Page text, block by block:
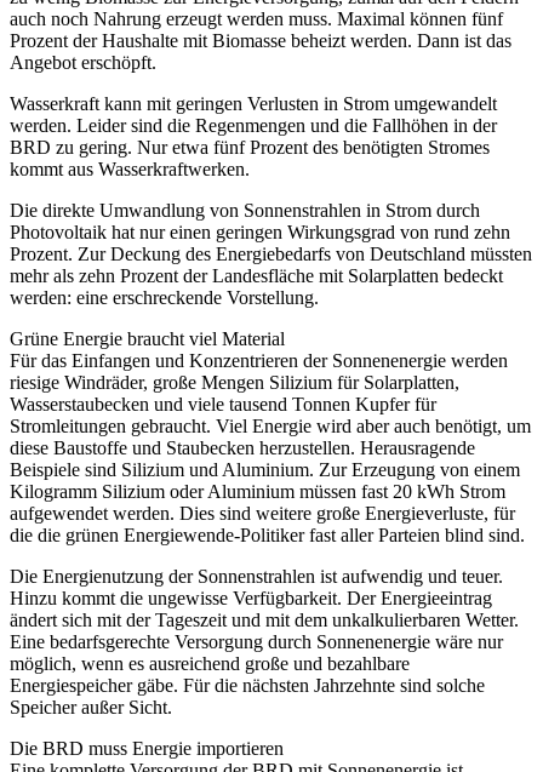
auch noch Nahrung erzeugt werden muss. Maximal können fünf
Prozent der Haushalte mit Biomasse beheizt werden. Dann ist das
Angebot erschöpft.
Wasserkraft kann mit geringen Verlusten in Strom umgewandelt
werden. Leider sind die Regenmengen und die Fallhöhen in der
BRD zu gering. Nur etwa fünf Prozent des benötigten Stromes
kommt aus Wasserkraftwerken.
Die direkte Umwandlung von Sonnenstrahlen in Strom durch
Photovoltaik hat nur einen geringen Wirkungsgrad von rund zehn
Prozent. Zur Deckung des Energiebedarfs von Deutschland müssten
mehr als zehn Prozent der Landesfläche mit Solarplatten bedeckt
werden: eine erschreckende Vorstellung.
Grüne Energie braucht viel Material
Für das Einfangen und Konzentrieren der Sonnenenergie werden
riesige Windräder, große Mengen Silizium für Solarplatten,
Wasserstaubecken und viele tausend Tonnen Kupfer für
Stromleitungen gebraucht. Viel Energie wird aber auch benötigt, um
diese Baustoffe und Staubecken herzustellen. Herausragende
Beispiele sind Silizium und Aluminium. Zur Erzeugung von einem
Kilogramm Silizium oder Aluminium müssen fast 20 kWh Strom
aufgewendet werden. Dies sind weitere große Energieverluste, für
die die grünen Energiewende-Politiker fast aller Parteien blind sind.
Die Energienutzung der Sonnenstrahlen ist aufwendig und teuer.
Hinzu kommt die ungewisse Verfügbarkeit. Der Energieeintrag
ändert sich mit der Tageszeit und mit dem unkalkulierbaren Wetter.
Eine bedarfsgerechte Versorgung durch Sonnenenergie wäre nur
möglich, wenn es ausreichend große und bezahlbare
Energiespeicher gäbe. Für die nächsten Jahrzehnte sind solche
Speicher außer Sicht.
Die BRD muss Energie importieren